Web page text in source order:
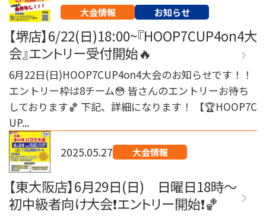
大会情報 お知らせ
【堺店】6/22(日)18:00~『HOOP7CUP4on4大
会』エントリー受付開始🔥
6月22日(日)HOOP7CUP4on4大会のお知らせです！！
エントリー枠は8チーム😳 皆さんのエントリーお待ち
しております🏀 下記、詳細になります！ 【🏆HOOP7C
UP...
2025.05.27 大会情報
【東大阪店】6月29日(日) 日曜日18時～
初中級者向け大会❗️エントリー開始❗️🏀